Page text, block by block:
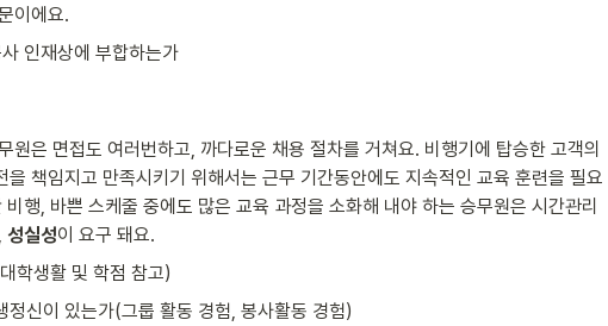
이에요.
인재상에 부합하는가
원은 면접도 여러번하고, 까다로운 채용 절차를 거쳐요. 비행기에 탑승한 고객의
을 책임지고 만족시키기 위해서는 근무 기간동안에도 지속적인 교육 훈련을 필요
행, 바쁜 스케줄 중에도 많은 교육 과정을 소화해 내야 하는 승무원은 시간관리
성실성이 요구 돼요.
학생활 및 학점 참고)
정신이 있는가(그룹 활동 경험, 봉사활동 경험)